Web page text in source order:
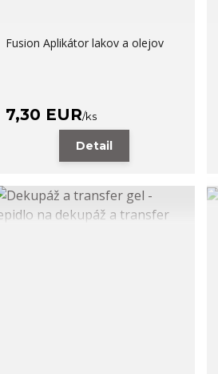
Fusion Aplikátor lakov a olejov
7,30 EUR/ks
Detail